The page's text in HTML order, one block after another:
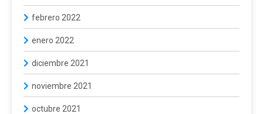
febrero 2022
enero 2022
diciembre 2021
noviembre 2021
octubre 2021